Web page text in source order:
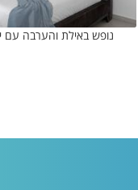
נופש באילת והערבה עם